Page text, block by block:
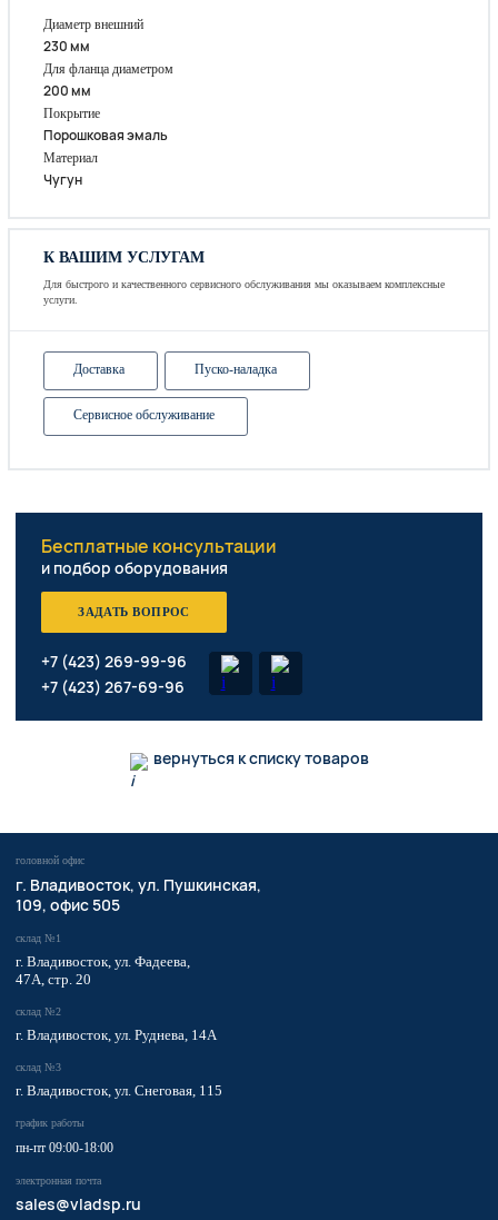
Диаметр внешний
230 мм
Для фланца диаметром
200 мм
Покрытие
Порошковая эмаль
Материал
Чугун
К ВАШИМ УСЛУГАМ
Для быстрого и качественного сервисного обслуживания мы оказываем комплексные
услуги.
Доставка Пуско-наладка
Сервисное обслуживание
Бесплатные консультации
и подбор оборудования
ЗАДАТЬ ВОПРОС
+7 (423) 269-99-96
+7 (423) 267-69-96
вернуться к списку товаров
головной офис
​г. Владивосток, ул. Пушкинская,
109, офис 505
график работы
пн-пт 09:00-18:00
электронная почта
sales@vladsp.ru
склад №1
г. Владивосток, ул. Фадеева,
47А, стр. 20
склад №2
г. Владивосток, ул. Руднева, 14А
склад №3
г. Владивосток, ул. Снеговая, 115